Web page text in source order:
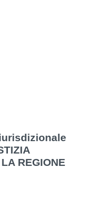
REGIONE